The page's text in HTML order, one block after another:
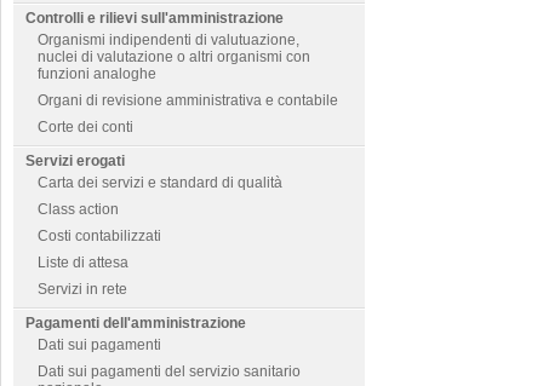
Controlli e rilievi sull'amministrazione
Organismi indipendenti di valutuazione,
nuclei di valutazione o altri organismi con
funzioni analoghe
Organi di revisione amministrativa e contabile
Corte dei conti
Servizi erogati
Carta dei servizi e standard di qualità
Class action
Costi contabilizzati
Liste di attesa
Servizi in rete
Pagamenti dell'amministrazione
Dati sui pagamenti
Dati sui pagamenti del servizio sanitario